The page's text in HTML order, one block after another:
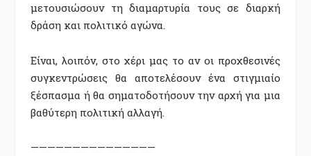
μετουσιώσουν τη διαμαρτυρία τους σε διαρκή
δράση και πολιτικό αγώνα.
Είναι, λοιπόν, στο χέρι μας το αν οι προχθεσινές
συγκεντρώσεις θα αποτελέσουν ένα στιγμιαίο
ξέσπασμα ή θα σηματοδοτήσουν την αρχή για μια
βαθύτερη πολιτική αλλαγή.
———————————————